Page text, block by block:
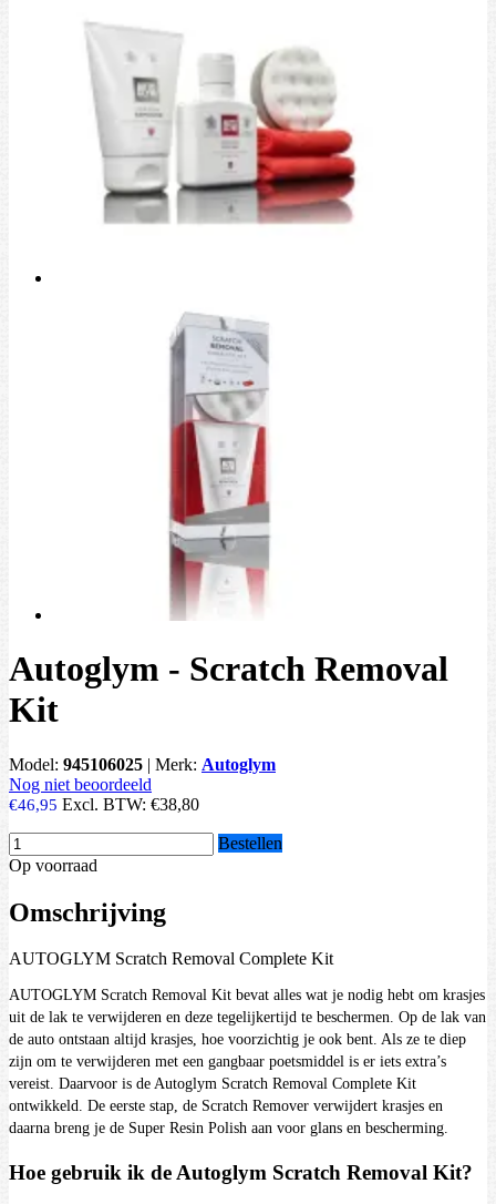
Autoglym - Scratch Removal
Kit
Model: 945106025 | Merk: Autoglym
Nog niet beoordeeld
€46,95 Excl. BTW: €38,80
Bestellen
Op voorraad
Omschrijving
AUTOGLYM Scratch Removal Complete Kit
AUTOGLYM Scratch Removal Kit bevat alles wat je nodig hebt om krasjes
uit de lak te verwijderen en deze tegelijkertijd te beschermen. Op de lak van
de auto ontstaan altijd krasjes, hoe voorzichtig je ook bent. Als ze te diep
zijn om te verwijderen met een gangbaar poetsmiddel is er iets extra’s
vereist. Daarvoor is de Autoglym Scratch Removal Complete Kit
ontwikkeld. De eerste stap, de Scratch Remover verwijdert krasjes en
daarna breng je de Super Resin Polish aan voor glans en bescherming.
Hoe gebruik ik de Autoglym Scratch Removal Kit?